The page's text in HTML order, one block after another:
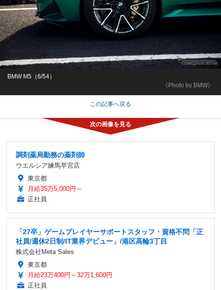
《Photo by BMW》
BMW M5（6/54）
この記事へ戻る
調剤薬局勤務の薬剤師
ウエルシア練馬早宮店
東京都
月給35万5,000円～
正社員
「27卒」ゲームプレイヤーサポートスタッフ・資格不問「正
社員/週休2日制/IT業界デビュー」/港区高輪3丁目
株式会社Meta Sales
東京都
月給23万400円～32万1,600円
正社員